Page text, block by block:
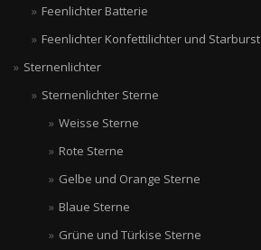
Feenlichter Batterie
Feenlichter Konfettilichter und Starburst
Sternenlichter
Sternenlichter Sterne
Weisse Sterne
Rote Sterne
Gelbe und Orange Sterne
Blaue Sterne
Grüne und Türkise Sterne